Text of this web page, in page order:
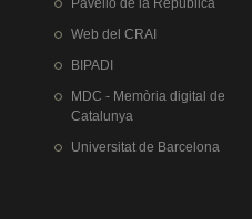
Pavelló de la República
Web del CRAI
BIPADI
MDC - Memòria digital de
Catalunya
Universitat de Barcelona